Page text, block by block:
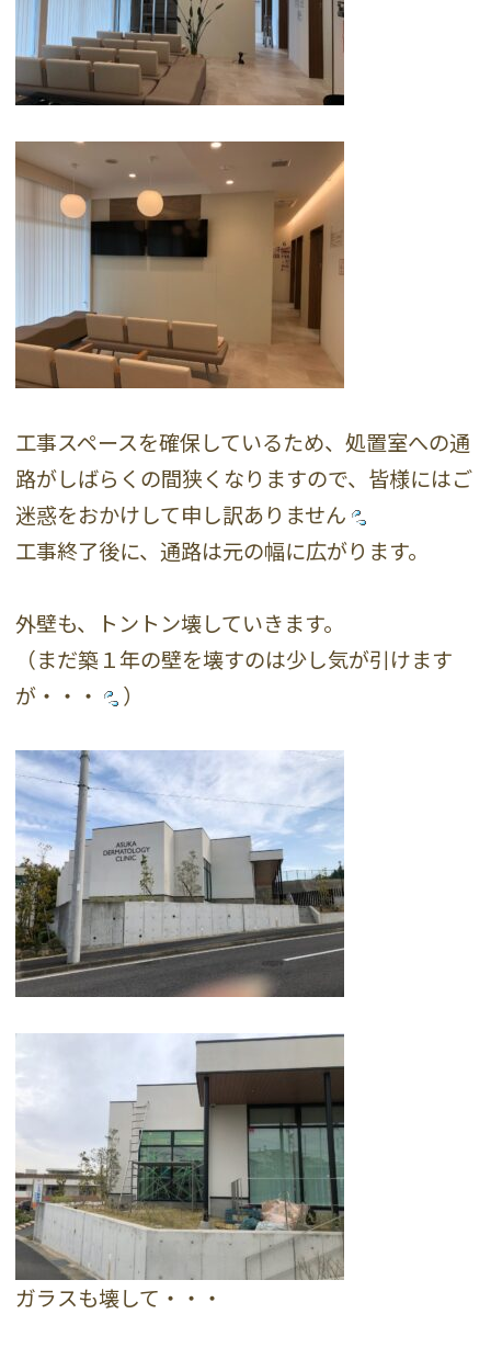
工事スペースを確保しているため、処置室への通
路がしばらくの間狭くなりますので、皆様にはご
迷惑をおかけして申し訳ありません
工事終了後に、通路は元の幅に広がります。
外壁も、トントン壊していきます。
（まだ築１年の壁を壊すのは少し気が引けます
が・・・
）
ガラスも壊して・・・